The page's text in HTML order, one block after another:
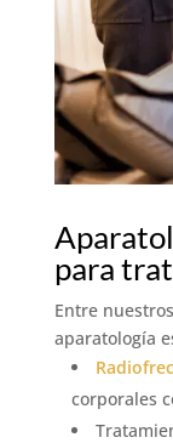
para
Entre
aparatología
corporales